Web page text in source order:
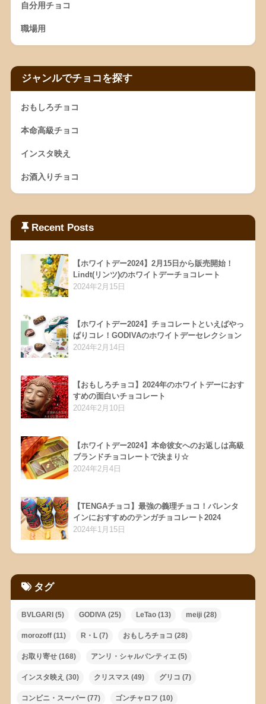
自分用チョコ
職場用
ジャンルでチョコを探す
おもしろチョコ
本命高級チョコ
インスタ映え
お酒入りチョコ
Recent Posts
【ホワイトデー2024】2月15日から販売開始！
Lindt(リンツ)のホワイトデーチョコレート
2024年2月15日
【ホワイトデー2024】チョコレートといえばやっ
ぱりコレ！GODIVAのホワイトデーセレクション
2024年2月14日
【おもしろチョコ】2024年のホワイトデーにおす
すめの面白いチョコレート
2024年2月10日
【ホワイトデー2024】本命彼女へのお返しは高級
ブランドチョコレートで決まり☆
2024年2月4日
【TENGAチョコ】最強の義理チョコ！バレンタ
インにおすすめのテンガチョコレート2024
2024年1月15日
タグ
BVLGARI (5) GODIVA(25) LeTao(13) meiji(28)
morozoff(11) R・L(7) おもしろチョコ (28)
お取り寄せ(168) アンリ・シャルパンティエ(5)
インスタ映え (30) クリスマス (49) グリコ (7)
コンビニ・スーパー(77) ゴンチャロフ (10)